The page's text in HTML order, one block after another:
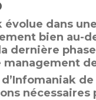
évolue dans
bien au-
dernière
nécessaires